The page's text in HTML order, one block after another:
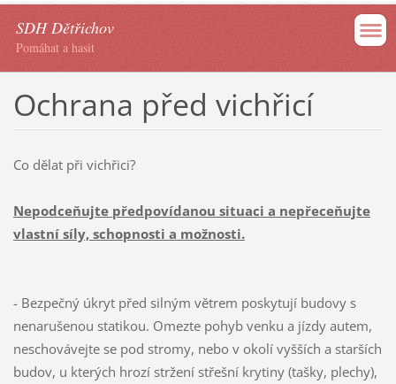
SDH Dětřichov
Pomáhat a hasit
Ochrana před vichřicí
Co dělat při vichřici?
Nepodceňujte předpovídanou situaci a nepřeceňujte
vlastní síly, schopnosti a možnosti.
- Bezpečný úkryt před silným větrem poskytují budovy s
nenarušenou statikou. Omezte pohyb venku a jízdy autem,
neschovávejte se pod stromy, nebo v okolí vyšších a starších
budov, u kterých hrozí stržení střešní krytiny (tašky, plechy),